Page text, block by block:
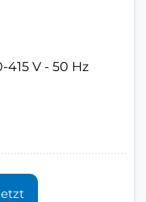
415 V - 50 Hz